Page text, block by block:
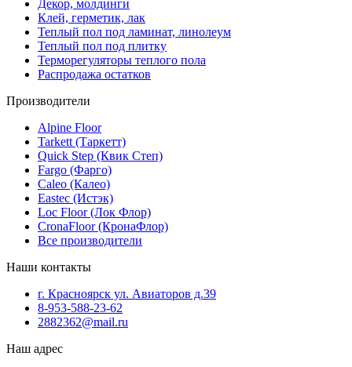
Декор, молдинги
Клей, герметик, лак
Теплый пол под ламинат, линолеум
Теплый пол под плитку
Терморегуляторы теплого пола
Распродажа остатков
Производители
Alpine Floor
Tarkett (Таркетт)
Quick Step (Квик Степ)
Fargo (Фарго)
Caleo (Калео)
Eastec (Истэк)
Loc Floor (Лок Флор)
CronaFloor (КронаФлор)
Все производители
Наши контакты
г. Красноярск ул. Авиаторов д.39
8-953-588-23-62
2882362@mail.ru
Наш адрес